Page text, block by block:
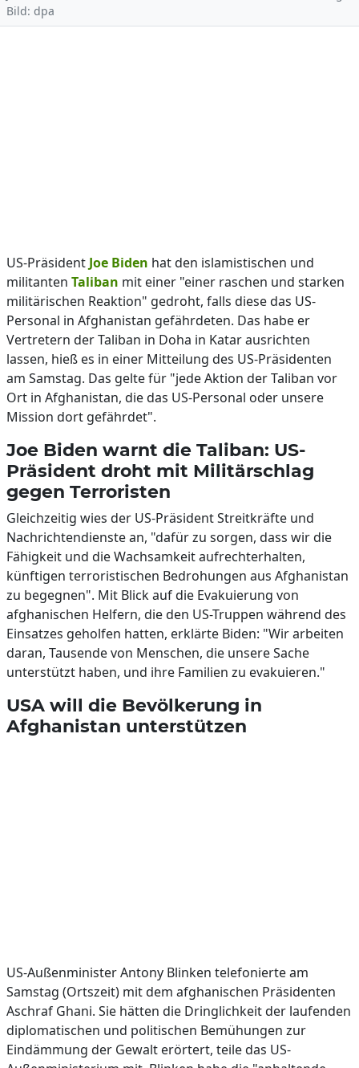
Bild: dpa
US-Präsident Joe Biden hat den islamistischen und
militanten Taliban mit einer "einer raschen und starken
militärischen Reaktion" gedroht, falls diese das US-
Personal in Afghanistan gefährdeten. Das habe er
Vertretern der Taliban in Doha in Katar ausrichten
lassen, hieß es in einer Mitteilung des US-Präsidenten
am Samstag. Das gelte für "jede Aktion der Taliban vor
Ort in Afghanistan, die das US-Personal oder unsere
Mission dort gefährdet".
Joe Biden warnt die Taliban: US-
Präsident droht mit Militärschlag
gegen Terroristen
Gleichzeitig wies der US-Präsident Streitkräfte und
Nachrichtendienste an, "dafür zu sorgen, dass wir die
Fähigkeit und die Wachsamkeit aufrechterhalten,
künftigen terroristischen Bedrohungen aus Afghanistan
zu begegnen". Mit Blick auf die Evakuierung von
afghanischen Helfern, die den US-Truppen während des
Einsatzes geholfen hatten, erklärte Biden: "Wir arbeiten
daran, Tausende von Menschen, die unsere Sache
unterstützt haben, und ihre Familien zu evakuieren."
USA will die Bevölkerung in
Afghanistan unterstützen
US-Außenminister Antony Blinken telefonierte am
Samstag (Ortszeit) mit dem afghanischen Präsidenten
Aschraf Ghani. Sie hätten die Dringlichkeit der laufenden
diplomatischen und politischen Bemühungen zur
Eindämmung der Gewalt erörtert, teile das US-